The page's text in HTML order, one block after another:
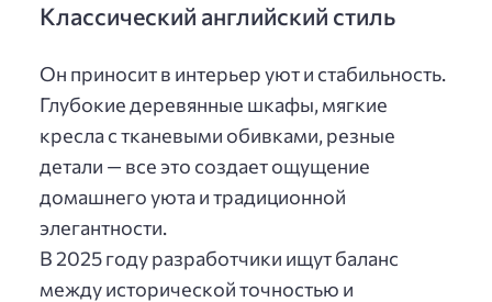
Классический английский стиль
Он приносит в интерьер уют и стабильность.
Глубокие деревянные шкафы, мягкие
кресла с тканевыми обивками, резные
детали — все это создает ощущение
домашнего уюта и традиционной
элегантности.
В 2025 году разработчики ищут баланс
между исторической точностью и